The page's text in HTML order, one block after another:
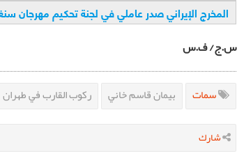
المخرج الإيراني صدر عاملي في لجنة تحكيم مهرجان
س.ج/ ف.س
سمات بيمان قاسم خاني ركوب القارب في طهران
شارك